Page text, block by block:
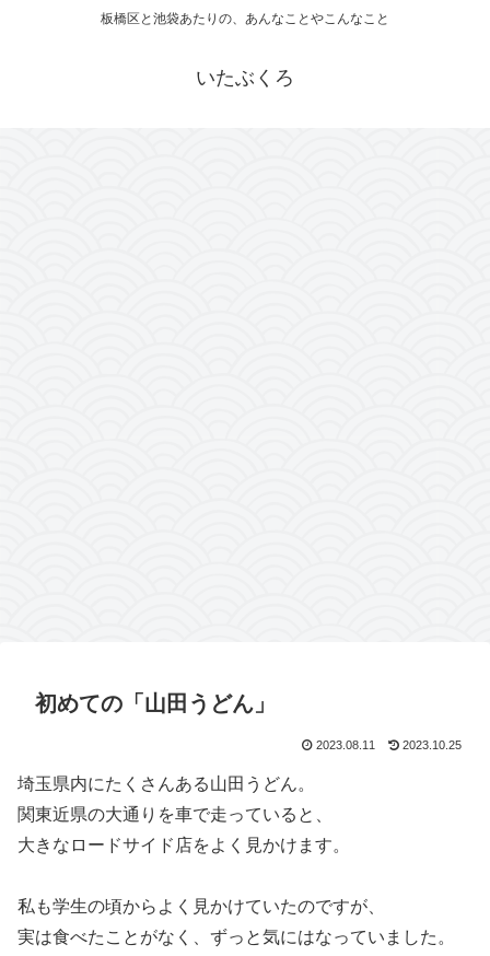
板橋区と池袋あたりの、あんなことやこんなこと
いたぶくろ
初めての「山田うどん」
2023.08.11 2023.10.25
埼玉県内にたくさんある山田うどん。
関東近県の大通りを車で走っていると、
大きなロードサイド店をよく見かけます。
私も学生の頃からよく見かけていたのですが、
実は食べたことがなく、ずっと気にはなっていました。